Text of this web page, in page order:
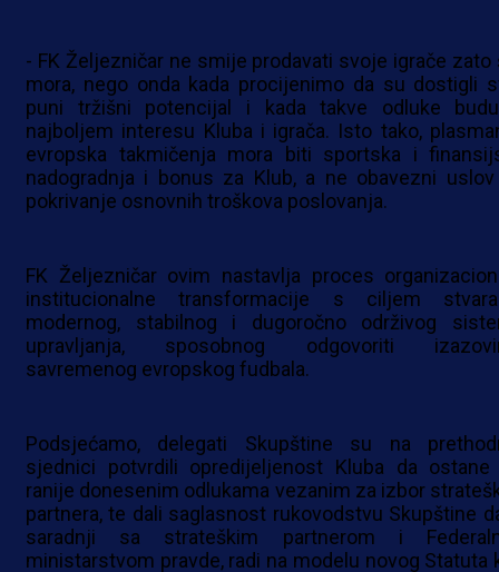
- FK Željezničar ne smije prodavati svoje igrače zato
mora, nego onda kada procijenimo da su dostigli
puni tržišni potencijal i kada takve odluke
najboljem interesu Kluba i igrača. Isto tako,
evropska takmičenja mora biti sportska i
nadogradnja i bonus za Klub, a ne obavezni
pokrivanje osnovnih troškova poslovanja.
FK Željezničar ovim nastavlja proces
institucionalne transformacije s ciljem
modernog, stabilnog i dugoročno održivog
upravljanja, sposobnog odgovoriti
savremenog evropskog fudbala.
Podsjećamo, delegati Skupštine su na
sjednici potvrdili opredijeljenost Kluba da ostane
ranije donesenim odlukama vezanim za izbor
partnera, te dali saglasnost rukovodstvu Skupštine
saradnji sa strateškim partnerom i
ministarstvom pravde, radi na modelu novog Statuta